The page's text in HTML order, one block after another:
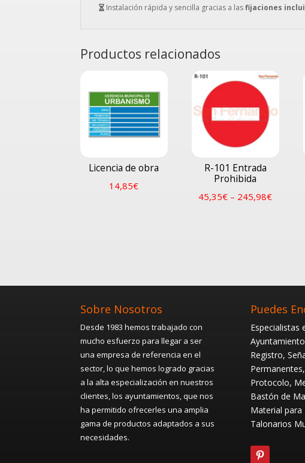
Instalación rápida y sencilla gracias a lasfijaciones
Productos relacionados
Licencia de obra
14,85€
R-101 Entrada
Prohibida
45,35€ – 245,98€
Sobre Nosotros
Desde 1983 hemos trabajado con
mucho esfuerzo para llegar a ser
una empresa de referencia en el
sector, lo que hemos logrado gracias
a la alta especialización en nuestros
clientes, los ayuntamientos, que nos
ha permitido ofrecerles una amplia
gama de productos adaptados a sus
necesidades.
Puedes
Especialistas
Registro,
Protocolo,
Bastón de
Material para
Talonarios